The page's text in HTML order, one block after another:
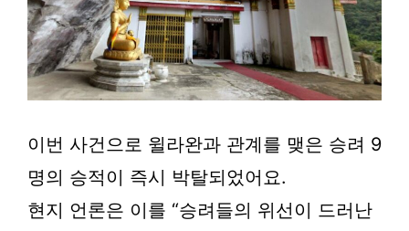
이번 사건으로 윌라완과 관계를 맺은 승려 9
명의 승적이 즉시 박탈되었어요.
현지 언론은 이를 “승려들의 위선이 드러난